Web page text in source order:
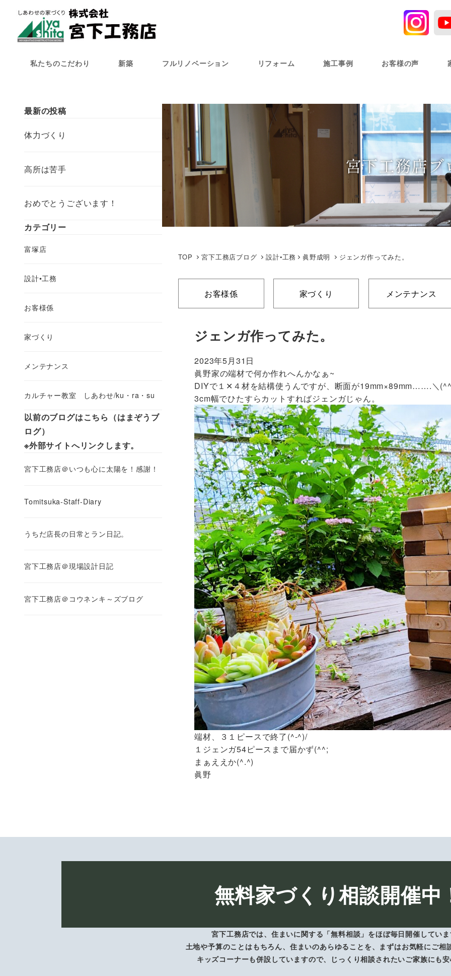
私たちのこだわり 新築 フルリノベーション リフォーム 施工事例 お客様の声
宮下工務店ブ
TOP 宮下工務店ブログ 設計•工務 眞野成明 ジェンガ作ってみた。
お客様係 家づくり メンテナンス
ジェンガ作ってみた。
2023年5月31日
眞野家の端材で何か作れへんかなぁ~
DIYで１✕４材を結構使うんですが、断面が19mm×89mm…….＼
3cm幅でひたすらカットすればジェンガじゃん。
端材、３１ピースで終了(^-^)/
１ジェンガ54ピースまで届かず(^^;
まぁええか(^.^)
眞野
最新の投稿
体力づくり
高所は苦手
おめでとうございます！
カテゴリー
富塚店
設計•工務
お客様係
家づくり
メンテナンス
カルチャー教室 しあわせ/ku・ra・su
以前のブログはこちら（はまぞうブ
ログ）
※外部サイトへリンクします。
宮下工務店＠いつも心に太陽を！感謝！
Tomitsuka-Staff-Diary
うちだ店長の日常とラン日記。
宮下工務店＠現場設計日記
宮下工務店＠コウネンキ～ズブログ
無料家づくり相談開催中
宮下工務店では、住まいに関する「無料相談」をほぼ毎日開催してい
土地や予算のことはもちろん、住まいのあらゆることを、まずはお気軽にご相
キッズコーナーも併設していますので、じっくり相談されたいご家族にも